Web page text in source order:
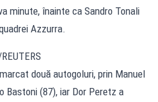
minute, înainte ca Sandro Tonali
Azzurra.
două autogoluri, prin Manuel
Bastoni (87), iar Dor Peretz a